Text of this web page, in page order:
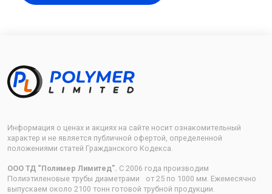
Информация о ценах и акциях на сайте носит ознакомительный
характер и не является публичной офертой, определенной
положениями статей Гражданского Кодекса.
ООО ТД “Полимер Лимитед”. С 2006 года производим
Полиэтиленовые трубы диаметрами от 25 по 1000 мм. Ежемесячно
выпускаем около 2100 тонн готовой трубной продукции.